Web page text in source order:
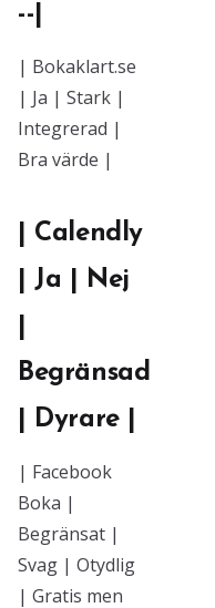
--|
| Bokaklart.se
| Ja | Stark |
Integrerad |
Bra värde |
| Calendly
| Ja | Nej
Begränsad
| Dyrare |
| Facebook
Boka |
Begränsat |
Svag | Otydlig
| Gratis men